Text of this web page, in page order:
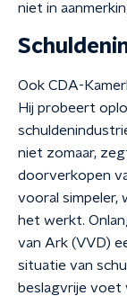
niet in
Ook CDA-
Hij probeert
niet zomaar,
doorverkopen
vooral simpeler,
het werkt.
van Ark (VVD)
situatie van
beslagvrije voet